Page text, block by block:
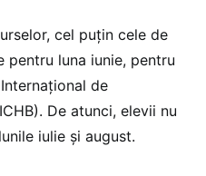
cel puțin cele de
pentru luna iunie, pentru
de
De atunci, elevii nu
iulie și august.